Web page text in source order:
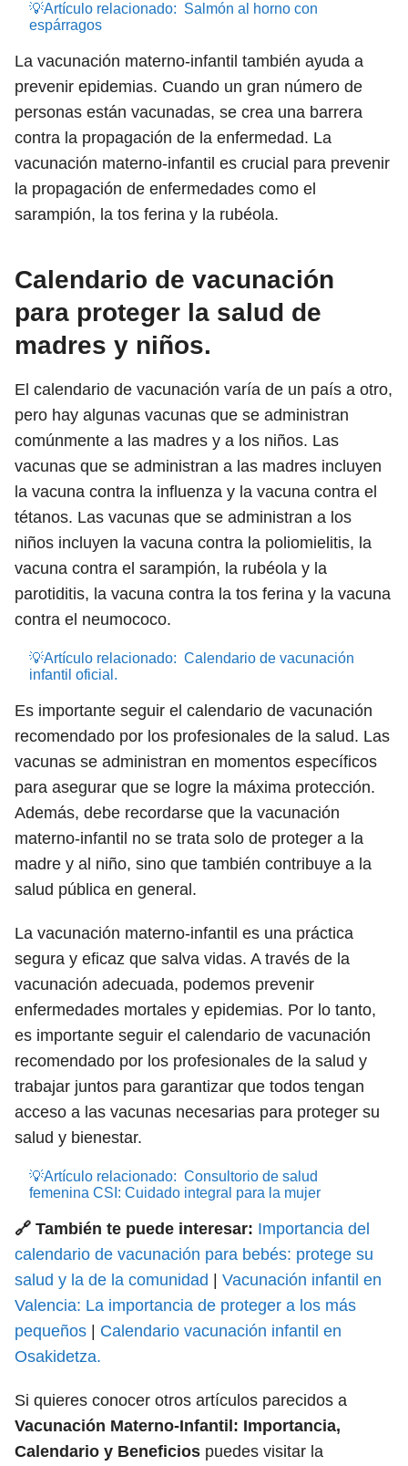
💡Artículo relacionado: Salmón al horno con
espárragos
La vacunación materno-infantil también ayuda a
prevenir epidemias. Cuando un gran número de
personas están vacunadas, se crea una barrera
contra la propagación de la enfermedad. La
vacunación materno-infantil es crucial para prevenir
la propagación de enfermedades como el
sarampión, la tos ferina y la rubéola.
Calendario de vacunación
para proteger la salud de
madres y niños.
El calendario de vacunación varía de un país a otro,
pero hay algunas vacunas que se administran
comúnmente a las madres y a los niños. Las
vacunas que se administran a las madres incluyen
la vacuna contra la influenza y la vacuna contra el
tétanos. Las vacunas que se administran a los
niños incluyen la vacuna contra la poliomielitis, la
vacuna contra el sarampión, la rubéola y la
parotiditis, la vacuna contra la tos ferina y la vacuna
contra el neumococo.
💡Artículo relacionado: Calendario de vacunación
infantil oficial.
Es importante seguir el calendario de vacunación
recomendado por los profesionales de la salud. Las
vacunas se administran en momentos específicos
para asegurar que se logre la máxima protección.
Además, debe recordarse que la vacunación
materno-infantil no se trata solo de proteger a la
madre y al niño, sino que también contribuye a la
salud pública en general.
La vacunación materno-infantil es una práctica
segura y eficaz que salva vidas. A través de la
vacunación adecuada, podemos prevenir
enfermedades mortales y epidemias. Por lo tanto,
es importante seguir el calendario de vacunación
recomendado por los profesionales de la salud y
trabajar juntos para garantizar que todos tengan
acceso a las vacunas necesarias para proteger su
salud y bienestar.
💡Artículo relacionado: Consultorio de salud
femenina CSI: Cuidado integral para la mujer
🔗 También te puede interesar: Importancia del
calendario de vacunación para bebés: protege su
salud y la de la comunidad
Vacunación infantil en
Valencia: La importancia de proteger a los más
pequeños
Calendario vacunación infantil en
Osakidetza.
Si quieres conocer otros artículos parecidos a
Vacunación Materno-Infantil: Importancia,
Calendario y Beneficios puedes visitar la